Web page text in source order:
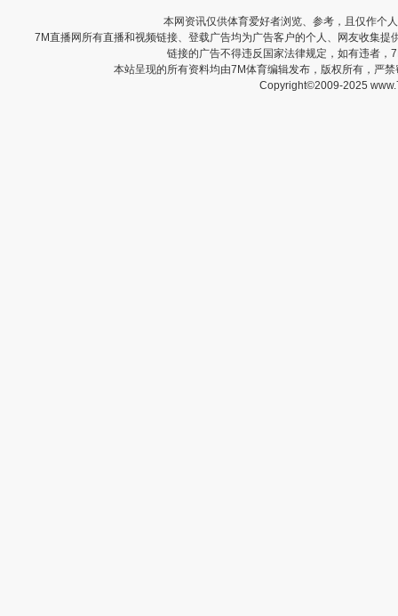
本网资讯仅供体育爱好者浏览、参考，且仅作个
7M直播网所有直播和视频链接、登载广告均为广告客户的个人、网友收集
链接的广告不得违反国家法律规定，如有违者
本站呈现的所有资料均由7M体育编辑发布，版权所有，严
Copyright©2009-2025